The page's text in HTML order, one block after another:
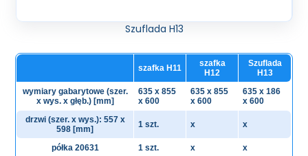
Szuflada H13
szafka H11
szafka
H12
Szuflada
H13
wymiary gabarytowe (szer.
x wys. x głęb.) [mm]
635 x 855
x 600
635 x 855
x 600
635 x 186
x 600
drzwi (szer. x wys.): 557 x
598 [mm]
1 szt. x x
półka 20631 1 szt. x
x